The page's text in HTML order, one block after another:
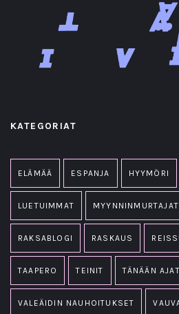
KATEGORIAT
ELÄMÄÄ ESPANJA HYYMÖRI
LUETUIMMAT MYYNNINMURTAJAT
RAKSABLOGI RASKAUS
TAAPERO TEINIT TÄNÄÄN
VALEÄIDIN NAUHOITUKSET